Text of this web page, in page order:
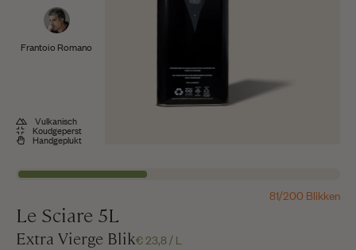
Frantoio Romano
Vulkanisch
Koudgeperst
Handgeplukt
81/200 Blikken
Le Sciare 5L
Extra Vierge Blik€ 23,8 / L